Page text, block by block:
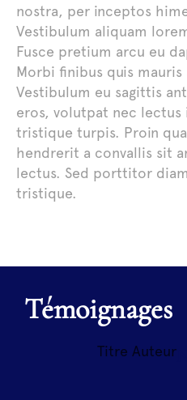
nostra, per inceptos
Vestibulum aliquam
Fusce pretium arcu eu
Morbi finibus quis mauris
Vestibulum eu sagittis
eros, volutpat nec lectus
tristique turpis. Proin
hendrerit a convallis sit
lectus. Sed porttitor
tristique.
Témoignages
Titre Auteur